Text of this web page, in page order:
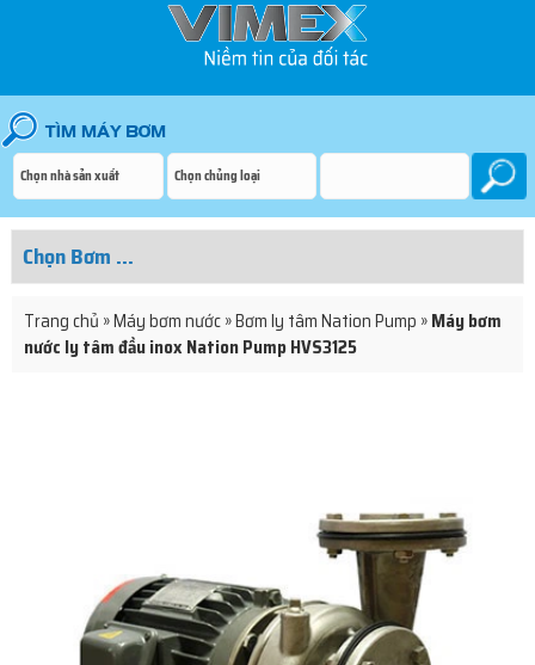
Trang chủ »Máy bơm nước»Bơm ly tâm Nation Pump »Máy bơm
nước ly tâm đầu inox Nation Pump HVS3125